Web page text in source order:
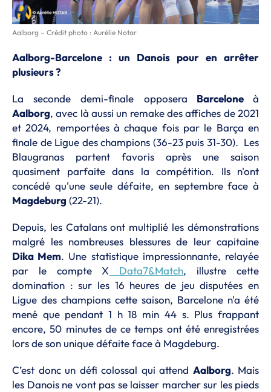
Aalborg – Crédit photo : Aurélie Notar
Aalborg-Barcelone : un Danois pour en arrêter
plusieurs ?
La seconde demi-finale opposera Barceloneà
Aalborg, avec là aussi un remake des affiches de 2021
et 2024, remportées à chaque fois par le Barça en
finale de Ligue des champions (36-23 puis 31-30). Les
Blaugranas partent favoris après une saison
quasiment parfaite dans la compétition. Ils n'ont
concédé qu'une seule défaite, en septembre face à
Magdeburg (22-21).
Depuis, les Catalans ont multiplié les démonstrations
malgré les nombreuses blessures de leur capitaine
Dika Mem. Une statistique impressionnante, relayée
par le compte X Data7&Match, illustre cette
domination : sur les 16 heures de jeu disputées en
Ligue des champions cette saison, Barcelone n'a été
mené que pendant 1 h 18 min 44 s. Plus frappant
encore, 50 minutes de ce temps ont été enregistrées
lors de son unique défaite face à Magdeburg.
C’est donc un défi colossal qui attend Aalborg. Mais
les Danois ne vont pas se laisser marcher sur les pieds